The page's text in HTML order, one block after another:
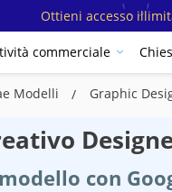
Ottieni accesso
commerciale
Modelli Graphic
con